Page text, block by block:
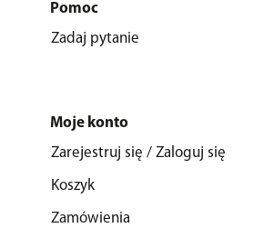
Pomoc
Zadaj pytanie
Moje konto
Zarejestruj się / Zaloguj się
Koszyk
Zamówienia